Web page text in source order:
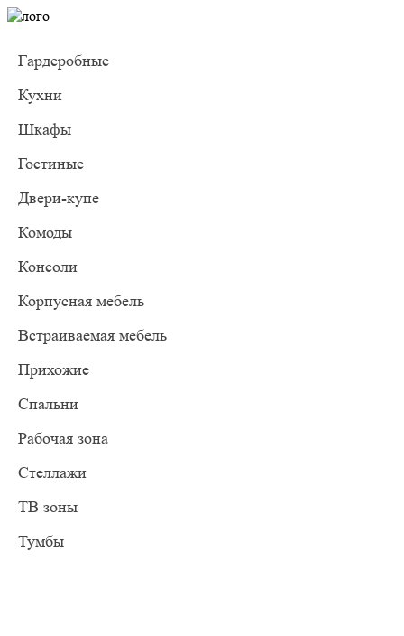
Гардеробные
Кухни
Шкафы
Гостиные
Двери-купе
Комоды
Консоли
Корпусная мебель
Встраиваемая мебель
Прихожие
Спальни
Рабочая зона
Стеллажи
ТВ зоны
Тумбы